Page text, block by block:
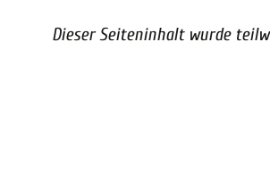
Dieser Seiteninhalt wurde